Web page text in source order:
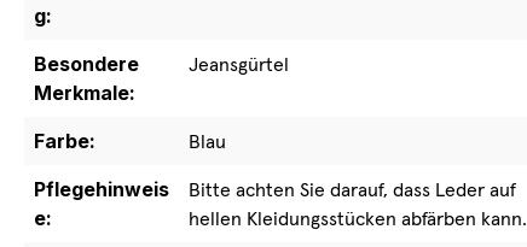
g:
Besondere
Merkmale:
Jeansgürtel
Farbe:
Blau
Pflegehinweis
e:
Bitte achten Sie darauf, dass Leder auf
hellen Kleidungsstücken abfärben kann.